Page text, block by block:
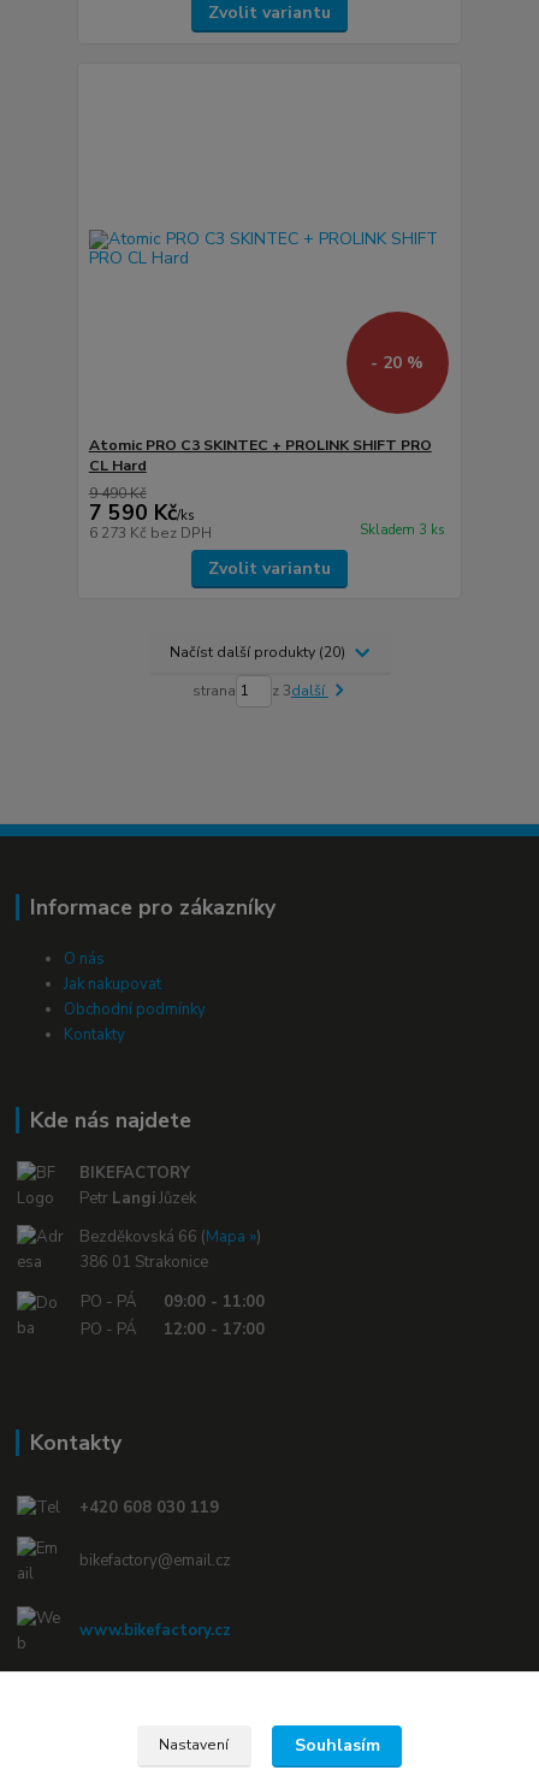
Zvolit variantu
- 20 %
Atomic PRO C3 SKINTEC + PROLINK SHIFT PRO
CL Hard
9 490 Kč
7 590 Kč/ks
6 273 Kč bez DPH Skladem 3 ks
Zvolit variantu
Načíst další produkty (20)
strana z 3další
Informace pro zákazníky
O nás
Jak nakupovat
Obchodní podmínky
Kontakty
Kde nás najdete
BIKEFACTORY
Petr LangiJůzek
Bezděkovská 66 (Mapa »)
386 01 Strakonice
PO - PÁ
09:00 - 11:00
PO - PÁ
12:00 - 17:00
Kontakty
+420 608 030 119
bikefactory@email.cz
www.bikefactory.cz
Nastavení Souhlasím